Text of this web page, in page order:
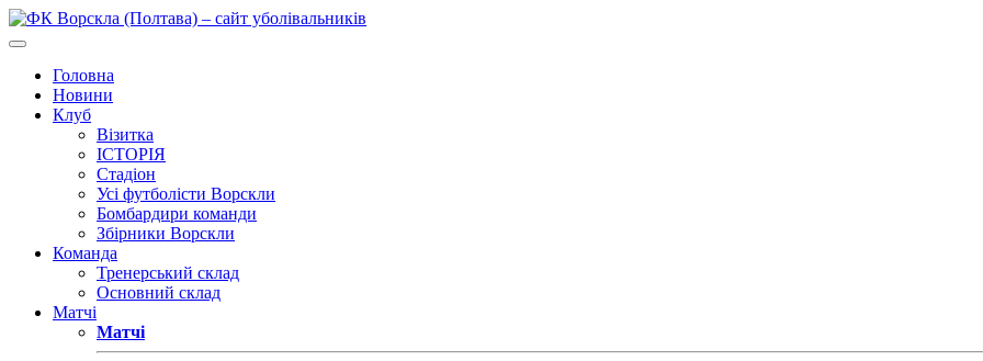
Головна
Новини
Клуб
Візитка
ІСТОРІЯ
Стадіон
Усі футболісти Ворскли
Бомбардири команди
Збірники Ворскли
Команда
Тренерський склад
Основний склад
Матчі
Матчі